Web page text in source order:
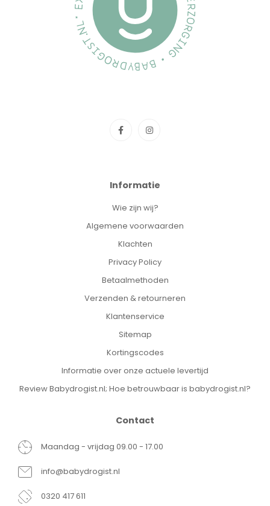
Informatie
Wie zijn wij?
Algemene voorwaarden
Klachten
Privacy Policy
Betaalmethoden
Verzenden & retourneren
Klantenservice
Sitemap
Kortingscodes
Informatie over onze actuele levertijd
Review Babydrogist.nl; Hoe betrouwbaar is babydrogist.nl?
Contact
Maandag - vrijdag 09.00 - 17.00
info@babydrogist.nl
0320 417 611